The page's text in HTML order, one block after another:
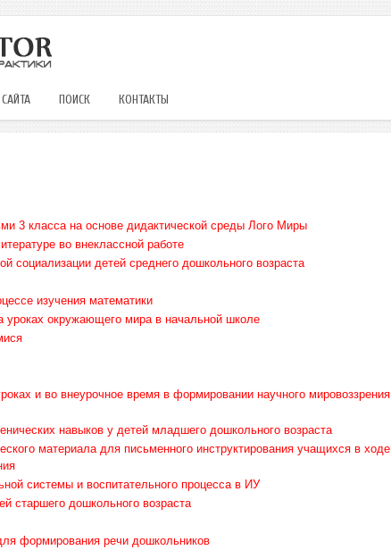
ПОИСК КОНТАКТЫ
3 класса на основе дидактической среды Лого Миры
во внеклассной работе
социализации детей среднего дошкольного возраста
изучения математики
уроках окружающего мира в начальной школе
и во внеурочное время в формировании научного мировоззрения
навыков у детей младшего дошкольного возраста
материала для письменного инструктирования учащихся в ходе
системы и воспитательного процесса в ИУ
старшего дошкольного возраста
формирования речи дошкольников